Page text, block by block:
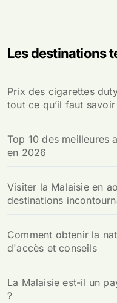
Les destinations
Prix des cigarettes
tout ce qu’il faut savoir
Top 10 des meilleures
en 2026
Visiter la Malaisie en
destinations
Comment obtenir la
d'accès et conseils
La Malaisie est-il un
?